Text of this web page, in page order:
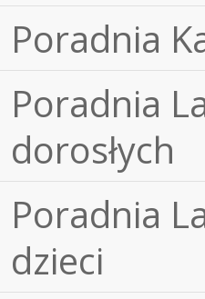
Poradnia
Poradnia
dorosłych
Poradnia
dzieci